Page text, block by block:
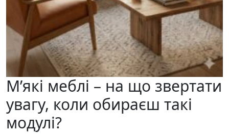
М’які меблі – на що звертати
увагу, коли обираєш такі
модулі?